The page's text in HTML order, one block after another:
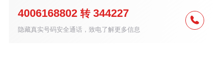
4006168802 转 344227
隐藏真实号码安全通话，致电了解更多信息